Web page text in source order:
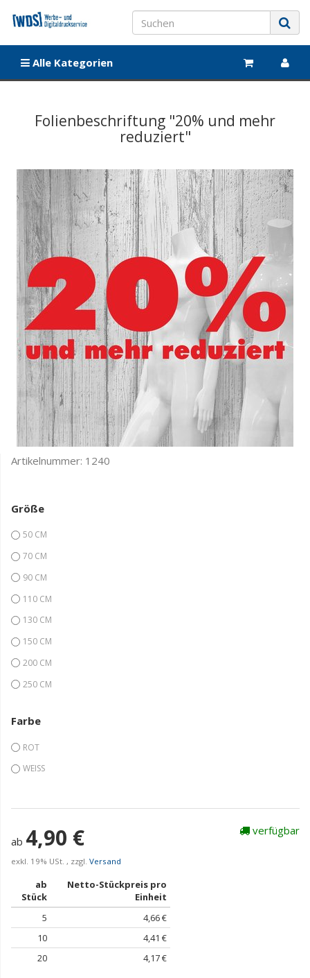
Alle Kategorien
Folienbeschriftung "20% und mehr
reduziert"
Artikelnummer: 1240
Größe
50 CM
70 CM
90 CM
110 CM
130 CM
150 CM
200 CM
250 CM
Farbe
ROT
WEISS
ab 4,90 €
exkl. 19% USt. , zzgl. Versand
ab
Stück
Netto-Stückpreis pro
Einheit
5
4,66 €
10
4,41 €
20
4,17 €
verfügbar